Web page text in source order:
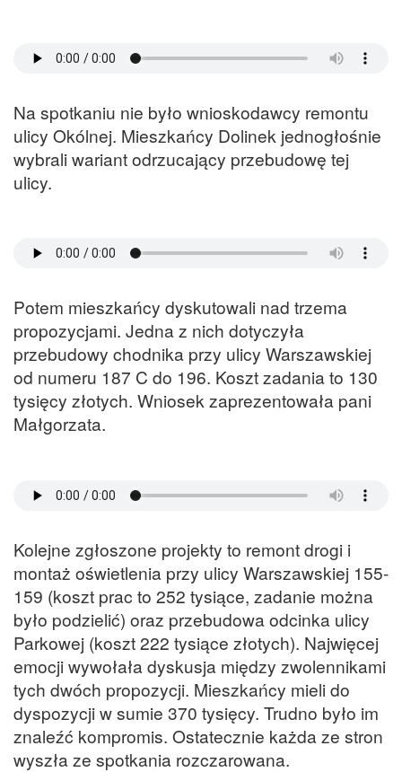
Na spotkaniu nie było wnioskodawcy remontu
ulicy Okólnej. Mieszkańcy Dolinek jednogłośnie
wybrali wariant odrzucający przebudowę tej
ulicy.
Potem mieszkańcy dyskutowali nad trzema
propozycjami. Jedna z nich dotyczyła
przebudowy chodnika przy ulicy Warszawskiej
od numeru 187 C do 196. Koszt zadania to 130
tysięcy złotych. Wniosek zaprezentowała pani
Małgorzata.
Kolejne zgłoszone projekty to remont drogi i
montaż oświetlenia przy ulicy Warszawskiej 155-
159 (koszt prac to 252 tysiące, zadanie można
było podzielić) oraz przebudowa odcinka ulicy
Parkowej (koszt 222 tysiące złotych). Najwięcej
emocji wywołała dyskusja między zwolennikami
tych dwóch propozycji. Mieszkańcy mieli do
dyspozycji w sumie 370 tysięcy. Trudno było im
znaleźć kompromis. Ostatecznie każda ze stron
wyszła ze spotkania rozczarowana.